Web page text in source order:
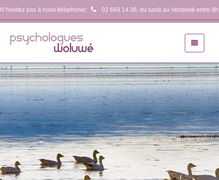
N’hésitez pas à nous téléphoner: 02 669 14 36, du lundi au Vendredi entre